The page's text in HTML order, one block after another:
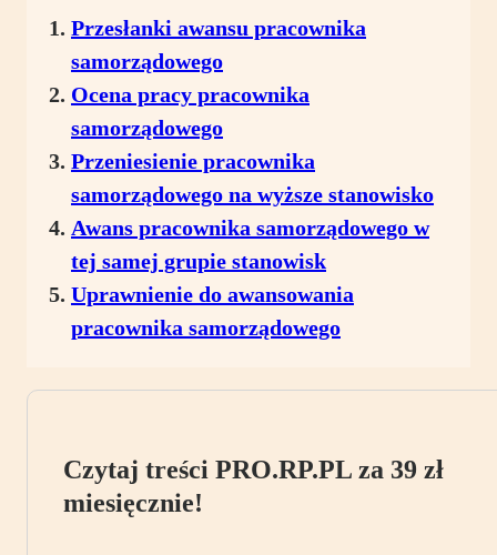
Przesłanki awansu pracownika
samorządowego
Ocena pracy pracownika
samorządowego
Przeniesienie pracownika
samorządowego na wyższe stanowisko
Awans pracownika samorządowego w
tej samej grupie stanowisk
Uprawnienie do awansowania
pracownika samorządowego
Czytaj treści PRO.RP.PL za 39 zł
miesięcznie!